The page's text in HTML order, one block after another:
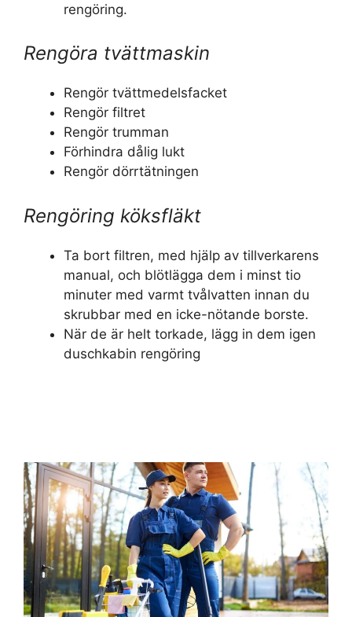
rengöring.
Rengöra tvättmaskin
Rengör tvättmedelsfacket
Rengör filtret
Rengör trumman
Förhindra dålig lukt
Rengör dörrtätningen
Rengöring köksfläkt
Ta bort filtren, med hjälp av tillverkarens
manual, och blötlägga dem i minst tio
minuter med varmt tvålvatten innan du
skrubbar med en icke-nötande borste.
När de är helt torkade, lägg in dem igen
duschkabin rengöring